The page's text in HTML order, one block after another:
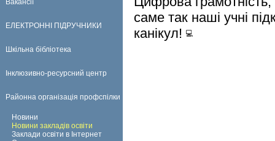
Вакансії
ЕЛЕКТРОННІ ПІДРУЧНИКИ
Шкільна бібліотека
Інклюзивно-ресурсний центр
Районна організація профспілки
Новини
Новини закладів освіти
Заклади освіти в Інтернет
саме так наші учні
канікул!